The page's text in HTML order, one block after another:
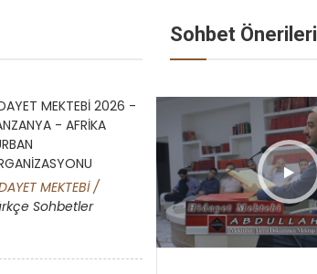
MEKTEBİ 2026 -
- AFRİKA
MEKTEBİ /
Sohbetler
Sohbet Önerileri